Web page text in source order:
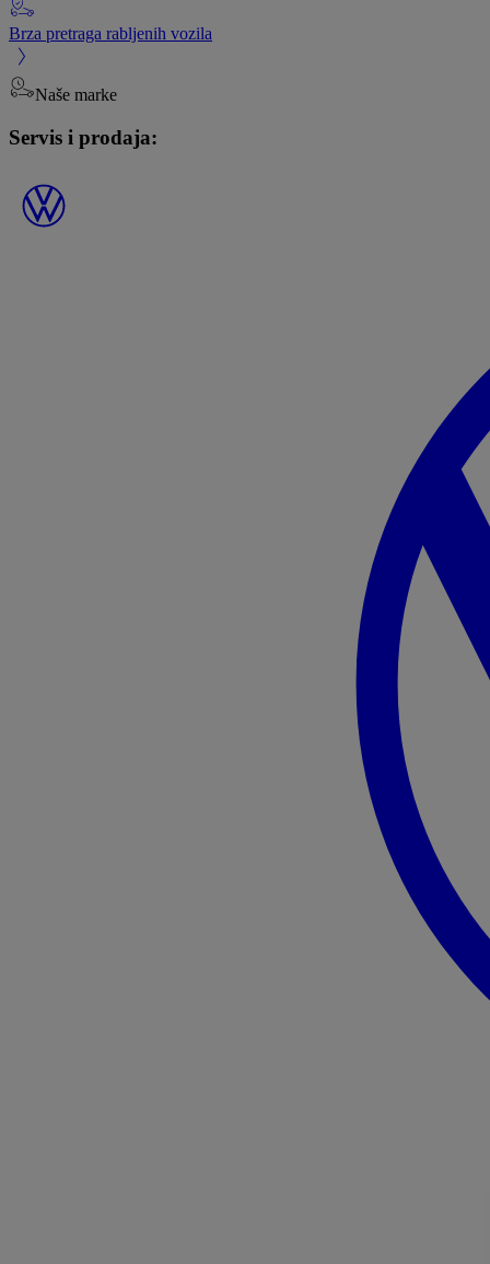
Brza pretraga rabljenih vozila
Naše marke
Servis i prodaja: